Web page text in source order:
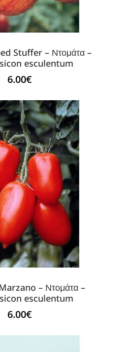
Stuffer – Ντομάτα –
esculentum
6.00€
– Ντομάτα –
esculentum
6.00€